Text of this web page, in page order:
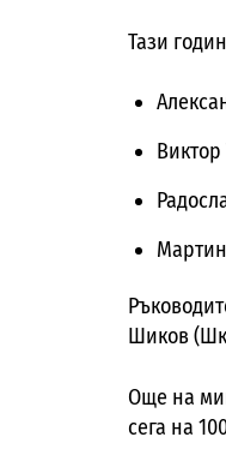
Тази
Шиков
Още на
сега на